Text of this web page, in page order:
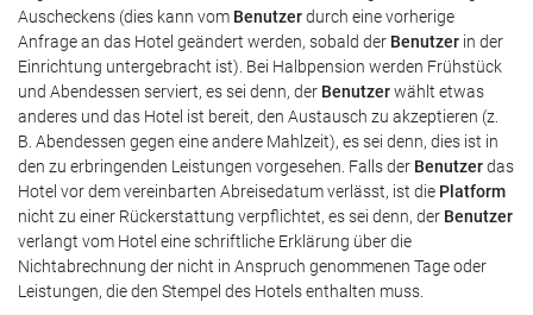
Auscheckens (dies kann vom Benutzerdurch eine vorherige
Anfrage an das Hotel geändert werden, sobald der Benutzer in der
Einrichtung untergebracht ist). Bei Halbpension werden Frühstück
und Abendessen serviert, es sei denn, der Benutzerwählt etwas
anderes und das Hotel ist bereit, den Austausch zu akzeptieren (z.
B. Abendessen gegen eine andere Mahlzeit), es sei denn, dies ist in
den zu erbringenden Leistungen vorgesehen. Falls der Benutzerdas
Hotel vor dem vereinbarten Abreisedatum verlässt, ist die Platform
nicht zu einer Rückerstattung verpflichtet, es sei denn, der Benutzer
verlangt vom Hotel eine schriftliche Erklärung über die
Nichtabrechnung der nicht in Anspruch genommenen Tage oder
Leistungen, die den Stempel des Hotels enthalten muss.